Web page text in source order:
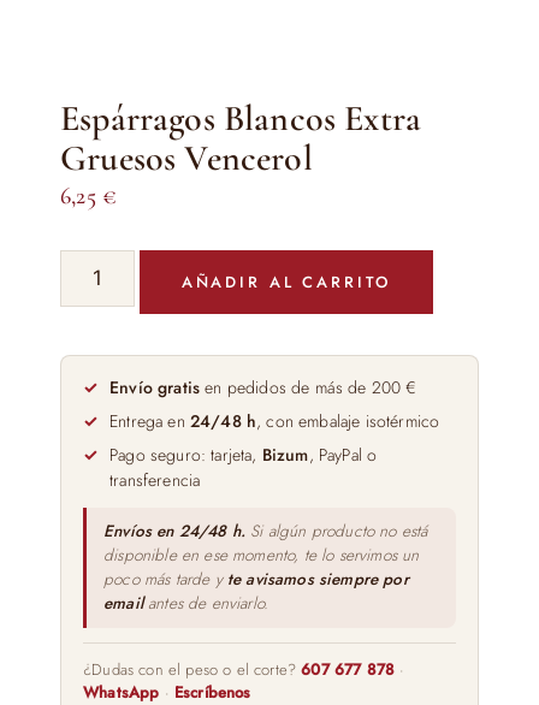
Espárragos Blancos Extra
Gruesos Vencerol
6,25 €
Espárragos
Blancos
Gruesos
Vencerol
cantidad
AÑADIR AL CARRITO
Envío gratis en pedidos de más de 200 €
Entrega en 24/48 h, con embalaje isotérmico
Pago seguro: tarjeta, Bizum, PayPal o
transferencia
Envíos en 24/48 h. Si algún producto no está
disponible en ese momento, te lo servimos un
poco más tarde y te avisamos siempre por
emailantes de enviarlo.
¿Dudas con el peso o el corte?607 677 878 ·
WhatsApp · Escríbenos